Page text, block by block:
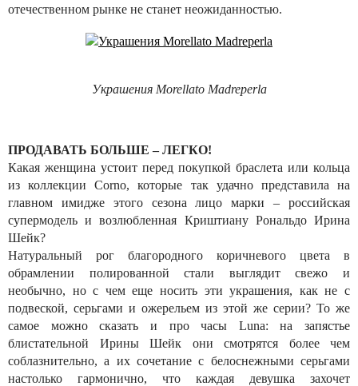
отечественном рынке не станет неожиданностью.
Украшения Morellato Madreperla
ПРОДАВАТЬ БОЛЬШЕ – ЛЕГКО!
Какая женщина устоит перед покупкой браслета или кольца
из коллекции Corno, которые так удачно представила на
главном имидже этого сезона лицо марки – российская
супермодель и возлюбленная Криштиану Рональдо Ирина
Шейк?
Натуральный рог благородного коричневого цвета в
обрамлении полированной стали выглядит свежо и
необычно, но с чем еще носить эти украшения, как не с
подвеской, серьгами и ожерельем из этой же серии? То же
самое можно сказать и про часы Luna: на запястье
блистательной Ирины Шейк они смотрятся более чем
соблазнительно, а их сочетание с белоснежными серьгами
настолько гармонично, что каждая девушка захочет